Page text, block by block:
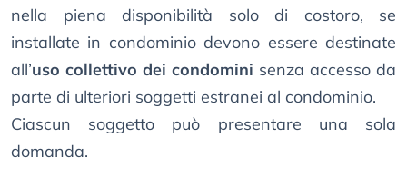
nella piena disponibilità solo di costoro, se
installate in condominio devono essere destinate
all’uso collettivo dei condomini senza accesso da
parte di ulteriori soggetti estranei al condominio.
Ciascun soggetto può presentare una sola
domanda.